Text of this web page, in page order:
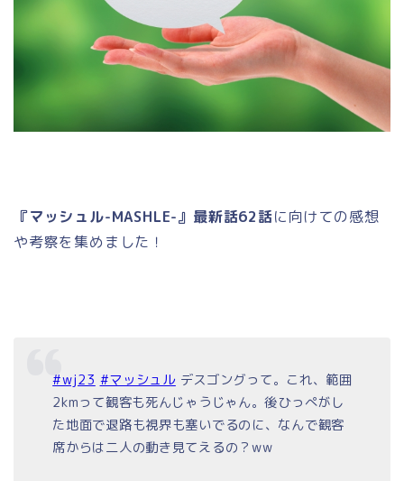
『マッシュル-MASHLE-』最新話62話に向けての感想
や考察を集めました！
#wj23 #マッシュル デスゴングって。これ、範囲
2kmって観客も死んじゃうじゃん。後ひっぺがし
た地面で退路も視界も塞いでるのに、なんで観客
席からは二人の動き見てえるの？ww